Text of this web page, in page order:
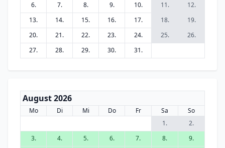
6.
7. 8. 9. 10. 11.
12.
13.
14. 15. 16. 17. 18.
19.
20.
21. 22. 23. 24. 25.
26.
27.
28. 29. 30. 31.
August 2026
Mo Di Mi Do Fr Sa
So
1.
2.
3.
4. 5. 6. 7. 8.
9.